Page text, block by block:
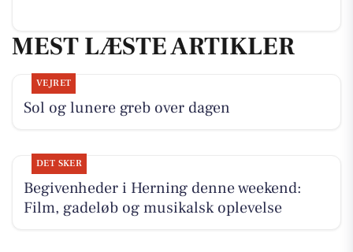
MEST LÆSTE ARTIKLER
VEJRET
Sol og lunere greb over dagen
DET SKER
Begivenheder i Herning denne weekend:
Film, gadeløb og musikalsk oplevelse